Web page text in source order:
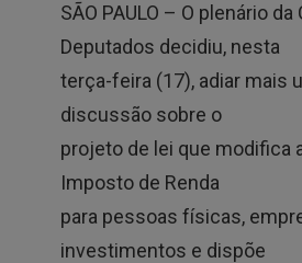
SÃO PAULO – O plenário
Deputados decidiu, nesta
terça-feira (17), adiar mais
discussão sobre o
projeto de lei que modifica
Imposto de Renda
para pessoas físicas,
investimentos e dispõe